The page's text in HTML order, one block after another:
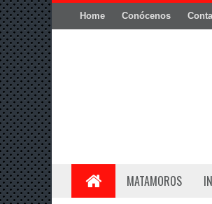
Home Conócenos
MATAMOROS